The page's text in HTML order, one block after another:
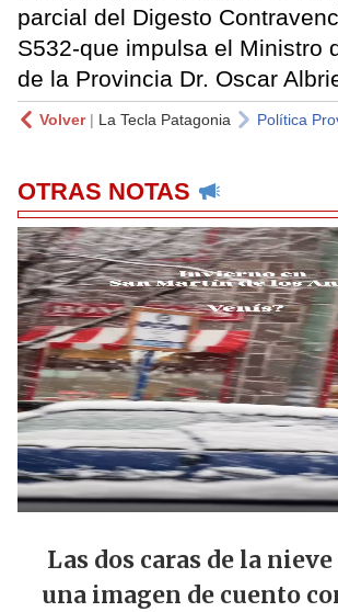
parcial del Digesto
S532-que impulsa el Ministro
de la Provincia Dr. Oscar
Volver| La Tecla Patagonia Política
OTRAS NOTAS
Las dos caras de la
una imagen de cuento